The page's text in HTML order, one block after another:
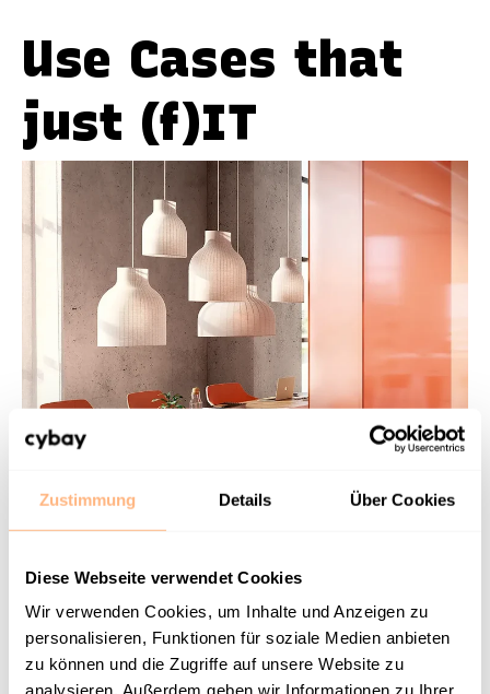
Zustimmung Details Über Cookies
Diese Webseite verwendet Cookies
Wir verwenden Cookies, um Inhalte und Anzeigen zu
personalisieren, Funktionen für soziale Medien anbieten
zu können und die Zugriffe auf unsere Website zu
analysieren. Außerdem geben wir Informationen zu Ihrer
Use Cases that
just (f)IT
WILKHAHN
Weltweit einheitlich und doch